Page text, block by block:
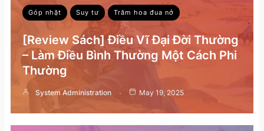
Góp nhặt Suy tư Trăm hoa đua nở
[Review Sách] Điều Vĩ Đại Đời Thường
– Làm Điều Bình Thường Một Cách Phi
Thường
System Administration May 19, 2025